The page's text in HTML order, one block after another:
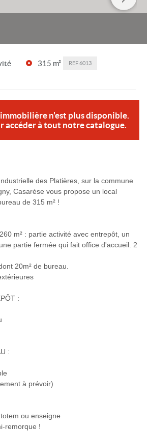
315 m² REF6013
n'est plus disponible.
accéder à tout notre catalogue.
des Platières, sur la commune
Casarèse vous propose un local
de 315 m² !
m² : partie activité avec entrepôt, un
partie fermée qui fait office d'accueil. 2
20m² de bureau.
:
:
à prévoir)
ou enseigne
remorque !